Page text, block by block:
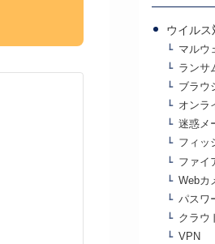
ウイル
マルウ
ランサ
ブラウ
オンラ
迷惑メ
フィッ
ファイ
Webカ
パスワ
クラウ
VPN